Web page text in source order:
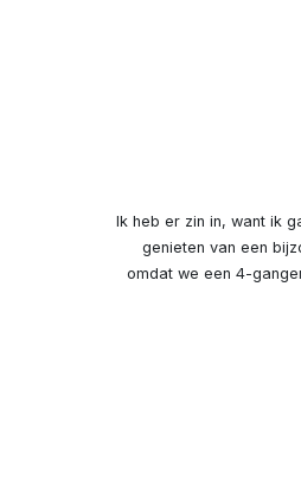
Ik heb er zin in, want ik
genieten van een
omdat we een 4-